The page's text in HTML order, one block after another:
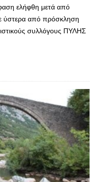
ελήφθη μετά από
ύστερα από πρόσκληση
συλλόγους ΠΥΛΗΣ